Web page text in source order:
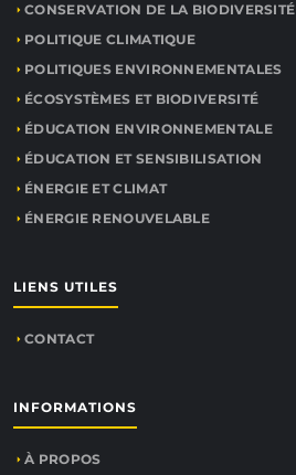
CONSERVATION DE LA BIODIVERSITÉ
POLITIQUE CLIMATIQUE
POLITIQUES ENVIRONNEMENTALES
ÉCOSYSTÈMES ET BIODIVERSITÉ
ÉDUCATION ENVIRONNEMENTALE
ÉDUCATION ET SENSIBILISATION
ÉNERGIE ET CLIMAT
ÉNERGIE RENOUVELABLE
LIENS UTILES
CONTACT
INFORMATIONS
À PROPOS